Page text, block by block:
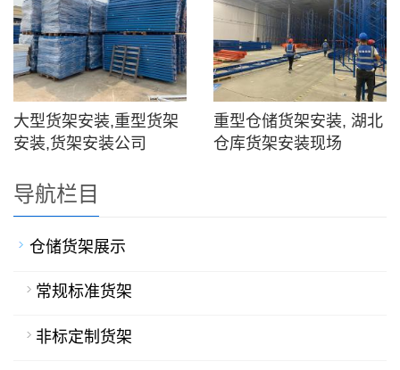
大型货架安装,重型货架
安装,货架安装公司
重型仓储货架安装, 湖北
仓库货架安装现场
导航栏目
仓储货架展示
常规标准货架
非标定制货架